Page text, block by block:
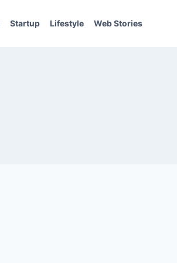
Startup Lifestyle Web Stories